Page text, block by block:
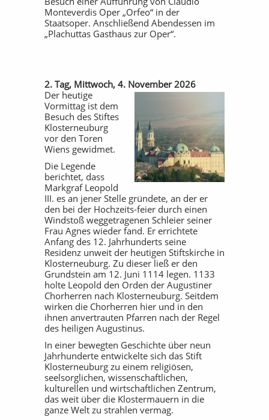
Monteverdis Oper „Orfeo“ in der
Staatsoper. Anschließend Abendessen im
„Plachuttas Gasthaus zur Oper“.
2. Tag, Mittwoch, 4. November 2026
Der heutige
Vormittag ist dem
Besuch des Stiftes
Klosterneuburg
vor den Toren
Wiens gewidmet.
Die Legende
berichtet, dass
Markgraf Leopold
III. es an jener Stelle gründete, an der er
den bei der Hochzeits-feier durch einen
Windstoß weggetragenen Schleier seiner
Frau Agnes wieder fand. Er errichtete
Anfang des 12. Jahrhunderts seine
Residenz unweit der heutigen Stiftskirche in
Klosterneuburg. Zu dieser ließ er den
Grundstein am 12. Juni 1114 legen. 1133
holte Leopold den Orden der Augustiner
Chorherren nach Klosterneuburg. Seitdem
wirken die Chorherren hier und in den
ihnen anvertrauten Pfarren nach der Regel
des heiligen Augustinus.
In einer bewegten Geschichte über neun
Jahrhunderte entwickelte sich das Stift
Klosterneuburg zu einem religiösen,
seelsorglichen, wissenschaftlichen,
kulturellen und wirtschaftlichen Zentrum,
das weit über die Klostermauern in die
ganze Welt zu strahlen vermag.